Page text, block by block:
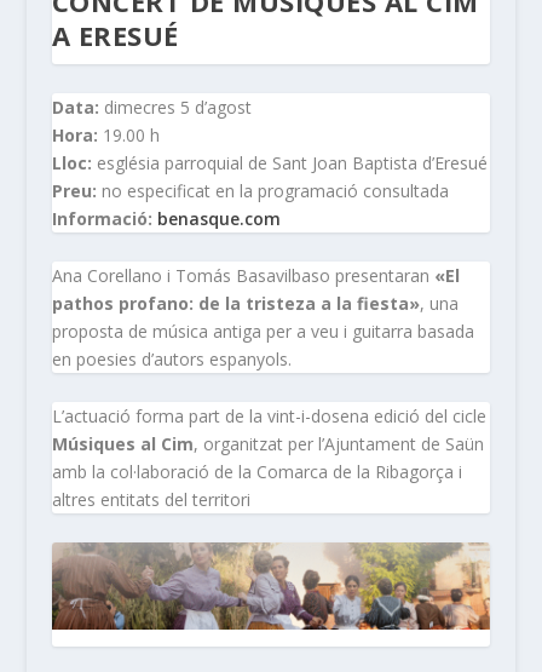
A ERESUÉ
Data: dimecres 5 d’agost
Hora: 19.00 h
Lloc: església parroquial de Sant Joan Baptista d’Eresué
Preu: no especificat en la programació consultada
Informació: benasque.com
Ana Corellano i Tomás Basavilbaso presentaran «El
pathos profano: de la tristeza a la fiesta», una
proposta de música antiga per a veu i guitarra basada
en poesies d’autors espanyols.
L’actuació forma part de la vint-i-dosena edició del cicle
Músiques al Cim, organitzat per l’Ajuntament de Saün
amb la col·laboració de la Comarca de la Ribagorça i
altres entitats del territori